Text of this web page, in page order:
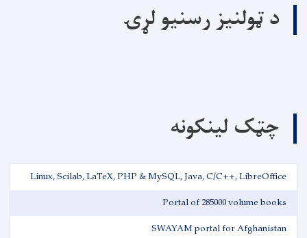
د ټولنیز رسنیو لړۍ
چټک لینکونه
Linux, Scilab, LaTeX, PHP & MySQL, Java, C/C++, LibreOffice
Portal of 285000 volume books
SWAYAM portal for Afghanistan